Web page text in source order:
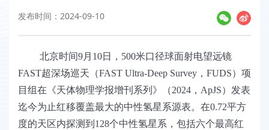
发布时间：2024-09-10
北京时间9月 10日， 500米口径球面射电望远镜
FAST超深场巡天（FAST Ultra-Deep Survey ， FUDS）项
目组在《天体物理学报增刊系列》（2024 ， ApJS）发表
迄今为止红移覆盖最大的中性氢星系源表。在0.72平方
度的天区内探测到 128个中性氢星系 ，包括六个最高红